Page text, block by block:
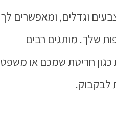
וגדלים, ומאפשרים לך
שלך. מותגים רבים
כגון חריטת שמכם או משפט
לבקבוק.